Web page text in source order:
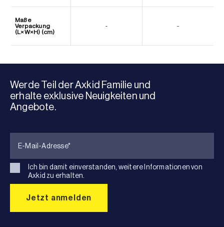
Maße
Verpackung
(L×W×H) (cm)
- -
Werde Teil der Axkid Familie und
erhalte exklusive Neuigkeiten und
Angebote.
Ich bin damit einverstanden, weitere Informationen von
Axkid zu erhalten.